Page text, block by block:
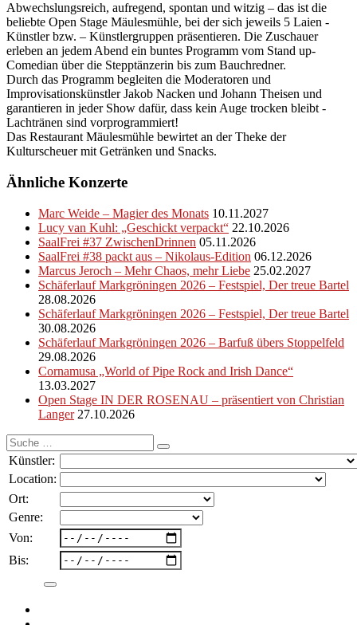
Abwechslungsreich, aufregend, spontan und witzig – das ist die
beliebte Open Stage Mäulesmühle, bei der sich jeweils 5 Laien -
Künstler bzw. – Künstlergruppen präsentieren. Die Zuschauer
erleben an jedem Abend ein buntes Programm vom Stand up-
Comedian über die Stepptänzerin bis zum Bauchredner.
Durch das Programm begleiten die Moderatoren und
Improvisationskünstler Jakob Nacken und Johann Theisen und
garantieren in jeder Show dafür, dass kein Auge trocken bleibt -
Lachtränen sind vorprogrammiert!
Das Restaurant Mäulesmühle bewirtet an der Theke der
Kulturscheuer mit Getränken und Snacks.
Ähnliche Konzerte
Marc Weide – Magier des Monats 10.11.2027
Lucy van Kuhl: „Geschickt verpackt“ 22.10.2026
SaalFrei #37 ZwischenDrinnen 05.11.2026
SaalFrei #38 packt aus – Nikolaus-Edition 06.12.2026
Marcus Jeroch – Mehr Chaos, mehr Liebe 25.02.2027
Schäferlauf Markgröningen 2026 – Festspiel, Der treue Bartel
28.08.2026
Schäferlauf Markgröningen 2026 – Festspiel, Der treue Bartel
30.08.2026
Schäferlauf Markgröningen 2026 – Barfuß übers Stoppelfeld
29.08.2026
Cornamusa „World of Pipe Rock and Irish Dance“
13.03.2027
Open Stage IN DER ROSENAU – präsentiert von Christian
Langer 27.10.2026
Suche
nach:
Künstler:
Location:
Ort:
Genre:
Von:
Bis: